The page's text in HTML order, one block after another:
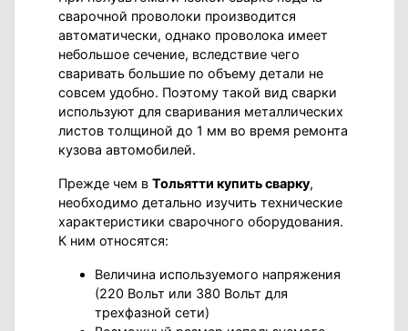
сварочной проволоки производится
автоматически, однако проволока имеет
небольшое сечение, вследствие чего
сваривать большие по объему детали не
совсем удобно. Поэтому такой вид сварки
используют для сваривания металлических
листов толщиной до 1 мм во время ремонта
кузова автомобилей.
Прежде чем в Тольятти купить сварку,
необходимо детально изучить технические
характеристики сварочного оборудования.
К ним относятся:
Величина используемого напряжения
(220 Вольт или 380 Вольт для
трехфазной сети)